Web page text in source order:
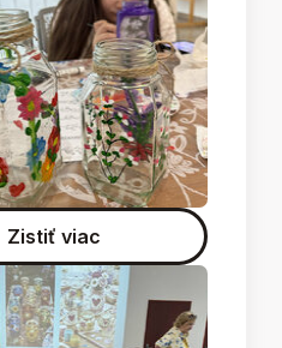
Zistiť viac